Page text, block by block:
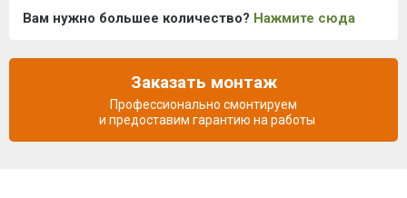
Вам нужно большее количество? Нажмите сюда
Заказать монтаж
Профессионально смонтируем
и предоставим гарантию на работы